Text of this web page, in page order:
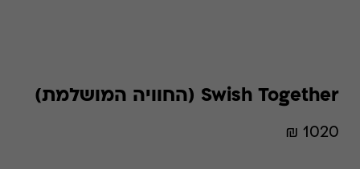
Swish Together (החוויה המושלמת)
1020 ₪